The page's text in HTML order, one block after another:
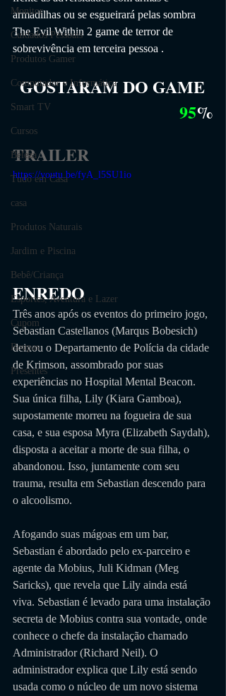
Monitor
Cuidados Pessoais
Produtos Gamer
Computador e Informática
Smart TV
Cursos
Beleza
Tudo em Casa
casa
Produtos Naturais
Jardim e Piscina
Bebê/Criança
Esportes, Aventura e Lazer
Cupom
Roupas
Presentes
armadilhas ou se esgueirará pelas sombra
The Evil Within 2 game de terror de
sobrevivência em terceira pessoa .
GOSTARAM DO GAME
95%
TRAILER
https://youtu.be/fyA_l5SU1io
ENREDO
Três anos após os eventos do primeiro jogo,
Sebastian Castellanos (Marqus Bobesich)
deixou o Departamento de Polícia da cidade
de Krimson, assombrado por suas
experiências no Hospital Mental Beacon.
Sua única filha, Lily (Kiara Gamboa),
supostamente morreu na fogueira de sua
casa, e sua esposa Myra (Elizabeth Saydah),
disposta a aceitar a morte de sua filha, o
abandonou. Isso, juntamente com seu
trauma, resulta em Sebastian descendo para
o alcoolismo.
Afogando suas mágoas em um bar,
Sebastian é abordado pelo ex-parceiro e
agente da Mobius, Juli Kidman (Meg
Saricks), que revela que Lily ainda está
viva. Sebastian é levado para uma instalação
secreta de Mobius contra sua vontade, onde
conhece o chefe da instalação chamado
Administrador (Richard Neil). O
administrador explica que Lily está sendo
usada como o núcleo de um novo sistema